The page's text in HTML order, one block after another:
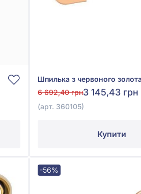
6 692,40 грн3 145,43 грн
(арт. 360105)
Купити
-56%